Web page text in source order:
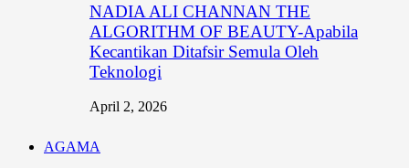
NADIA ALI CHANNAN THE
ALGORITHM OF BEAUTY-Apabila
Kecantikan Ditafsir Semula Oleh
Teknologi
April 2, 2026
AGAMA